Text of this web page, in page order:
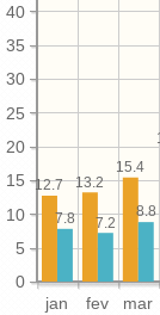
jan fev mar
0
5
10
15
20
25
30
35
40
15.4
13.2
12.7
8.8
7.2
7.8